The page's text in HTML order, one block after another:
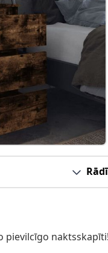
pievilcīgo